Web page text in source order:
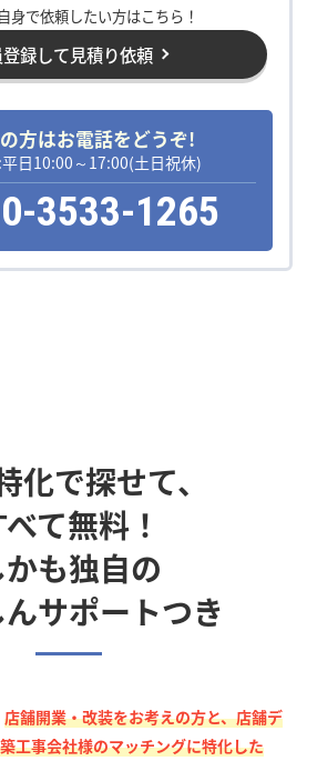
身で依頼したい方はこちら！
録して見積り依頼
方はお電話をどうぞ!
日10:00～17:00(土日祝休)
3533-1265
化で探せて、
て無料！
かも独自の
サポートつき
店舗開業・改装をお考えの方と、店舗デ
工事会社様のマッチングに特化した